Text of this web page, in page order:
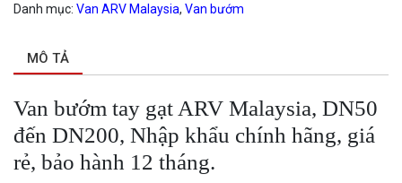
Danh mục: Van ARV Malaysia, Van bướm
MÔ TẢ
Van bướm tay gạt ARV Malaysia, DN50
đến DN200, Nhập khẩu chính hãng, giá
rẻ, bảo hành 12 tháng.